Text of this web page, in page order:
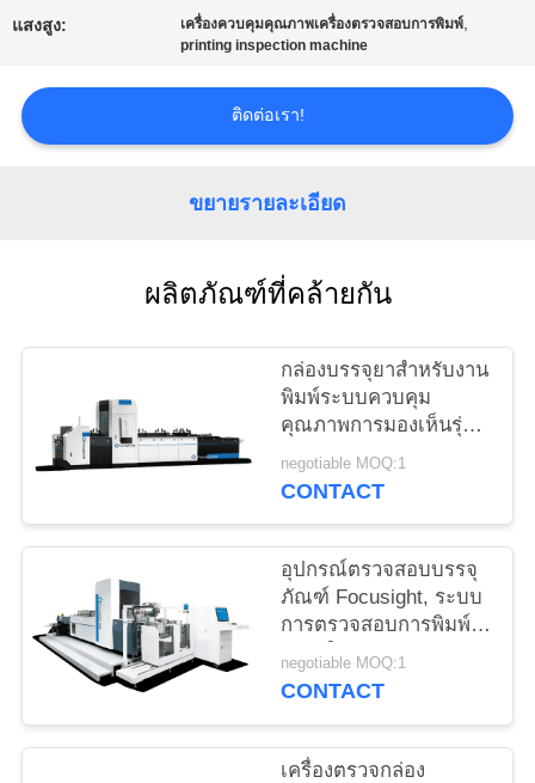
เรา
ข่าว
แผนผัง
เว็บไซต์
PRIVACY
POLICY
แสงสูง: เครื่องควบคุมคุณภาพเครื่องตรวจสอบการพิมพ์,
printing inspection machine
ติดต่อเรา!
ขยายรายละเอียด
ผลิตภัณฑ์ที่คล้ายกัน
กล่องบรรจุยาสำหรับงาน
พิมพ์ระบบควบคุม
คุณภาพการมองเห็นรุ่น
Shark-500
negotiable MOQ:1
CONTACT
อุปกรณ์ตรวจสอบบรรจุ
ภัณฑ์ Focusight, ระบบ
การตรวจสอบการพิมพ์
กล่องให้อาหารคู่
negotiable MOQ:1
CONTACT
เครื่องตรวจกล่อง